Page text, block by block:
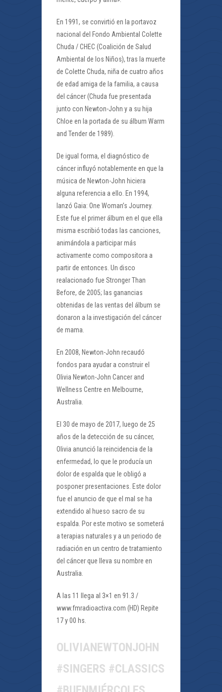
En 1991, se convirtió en la portavoz
nacional del Fondo Ambiental Colette
Chuda / CHEC (Coalición de Salud
Ambiental de los Niños), tras la muerte
de Colette Chuda, niña de cuatro años
de edad amiga de la familia, a causa
del cáncer (Chuda fue presentada
junto con Newton-John y a su hija
Chloe en la portada de su álbum Warm
and Tender de 1989).
De igual forma, el diagnóstico de
cáncer influyó notablemente en que la
música de Newton-John hiciera
alguna referencia a ello. En 1994,
lanzó Gaia: One Woman’s Journey.
Este fue el primer álbum en el que ella
misma escribió todas las canciones,
animándola a participar más
activamente como compositora a
partir de entonces. Un disco
realacionado fue Stronger Than
Before, de 2005; las ganancias
obtenidas de las ventas del álbum se
donaron a la investigación del cáncer
de mama.
En 2008, Newton-John recaudó
fondos para ayudar a construir el
Olivia Newton-John Cancer and
Wellness Centre en Melbourne,
Australia.
El 30 de mayo de 2017, luego de 25
años de la detección de su cáncer,
Olivia anunció la reincidencia de la
enfermedad, lo que le producía un
dolor de espalda que le obligó a
posponer presentaciones. Este dolor
fue el anuncio de que el mal se ha
extendido al hueso sacro de su
espalda. Por este motivo se someterá
a terapias naturales y a un periodo de
radiación en un centro de tratamiento
del cáncer que lleva su nombre en
Australia.
A las 11 llega al 3×1 en 91.3 /
www.fmradioactiva.com (HD) Repite
17 y 00 hs.
OLIVIANEWTONJOHN
#SINGERS #CLASSICS